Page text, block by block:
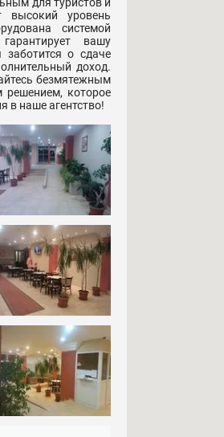
высокий уровень
системой
вашу
заботится о сдаче
доход.
безмятежным
которое
в наше агентство!